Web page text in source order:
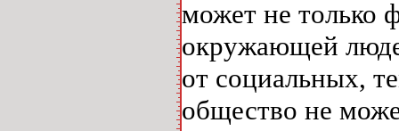
может не только
окружающей
от социальных,
общество не